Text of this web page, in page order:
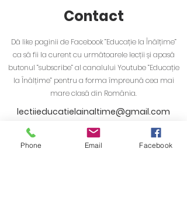
Contact
Dă like paginii de Facebook ”Educație la Înălțime”
ca să fii la curent cu următoarele lecții și apasă
butonul ”subscribe” al canalului Youtube ”Educație
la Înălțime” pentru a forma împreună cea mai
mare clasă din România.
lectiieducatielainaltime@gmail.com
Clasa ta ar dori sa intre în direct pe Zoom la lecțiile
Phone Email Facebook